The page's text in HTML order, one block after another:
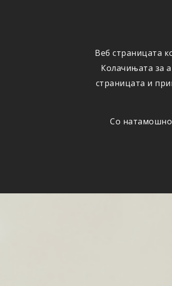
Веб страницата
Колачињата за
страницата и
Со натамошно
ОСИГУРУВАЊЕ